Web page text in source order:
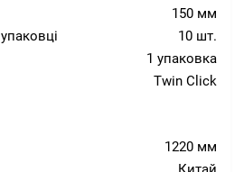
150 мм
10 шт.
1 упаковка
Twin Click
1220 мм